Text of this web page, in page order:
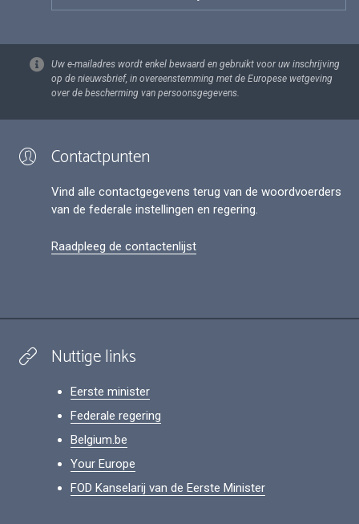
Uw e-mailadres wordt enkel bewaard en gebruikt voor uw inschrijving
op de nieuwsbrief, in overeenstemming met de Europese wetgeving
over de bescherming van persoonsgegevens.
Contactpunten
Vind alle contactgegevens terug van de woordvoerders
van de federale instellingen en regering.
Raadpleeg de contactenlijst
Nuttige links
Eerste minister
Federale regering
Belgium.be
Your Europe
FOD Kanselarij van de Eerste Minister